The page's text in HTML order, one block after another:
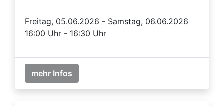
Freitag, 05.06.2026 - Samstag, 06.06.2026
16:00 Uhr - 16:30 Uhr
mehr Infos